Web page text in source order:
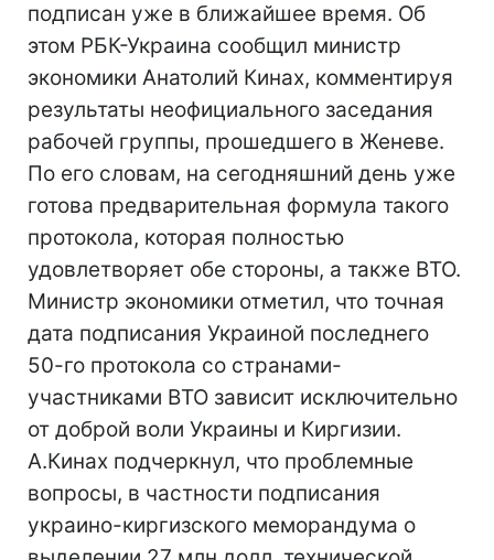
подписан уже в ближайшее время. Об
этом РБК-Украина сообщил министр
экономики Анатолий Кинах, комментируя
результаты неофициального заседания
рабочей группы, прошедшего в Женеве.
По его словам, на сегодняшний день уже
готова предварительная формула такого
протокола, которая полностью
удовлетворяет обе стороны, а также ВТО.
Министр экономики отметил, что точная
дата подписания Украиной последнего
50-го протокола со странами-
участниками ВТО зависит исключительно
от доброй воли Украины и Киргизии.
А.Кинах подчеркнул, что проблемные
вопросы, в частности подписания
украино-киргизского меморандума о